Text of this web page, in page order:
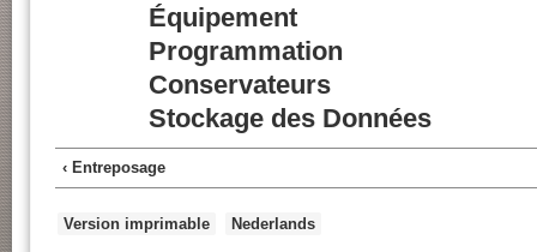
Équipement
Programmation
Conservateurs
Stockage des Données
‹ Entreposage
Version imprimable Nederlands